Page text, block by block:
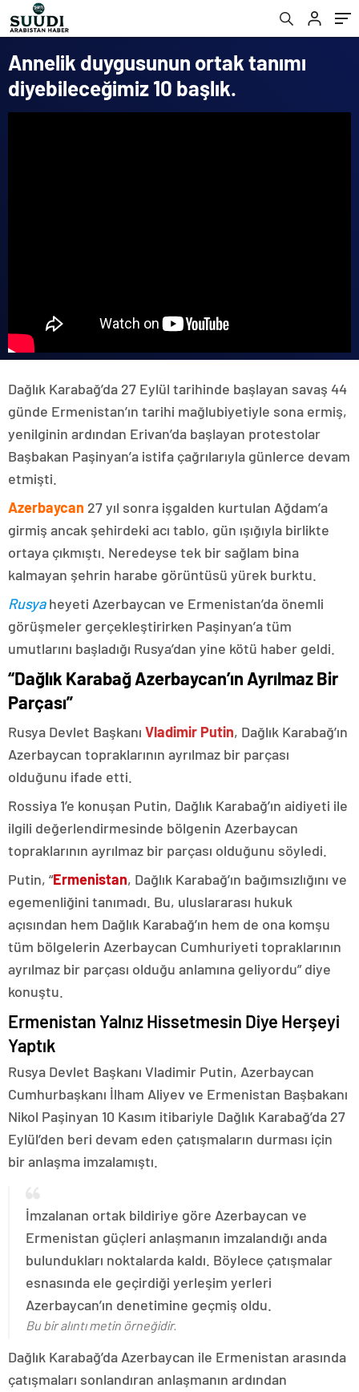
Annelik duygusunun ortak tanımı
diyebileceğimiz 10 başlık.
Dağlık Karabağ’da 27 Eylül tarihinde başlayan savaş 44
günde Ermenistan’ın tarihi mağlubiyetiyle sona ermiş,
yenilginin ardından Erivan’da başlayan protestolar
Başbakan Paşinyan’a istifa çağrılarıyla günlerce devam
etmişti.
Azerbaycan 27 yıl sonra işgalden kurtulan Ağdam’a
girmiş ancak şehirdeki acı tablo, gün ışığıyla birlikte
ortaya çıkmıştı. Neredeyse tek bir sağlam bina
kalmayan şehrin harabe görüntüsü yürek burktu.
Rusyaheyeti Azerbaycan ve Ermenistan’da önemli
görüşmeler gerçekleştirirken Paşinyan’a tüm
umutlarını başladığı Rusya’dan yine kötü haber geldi.
“Dağlık Karabağ Azerbaycan’ın Ayrılmaz Bir
Parçası”
Rusya Devlet Başkanı Vladimir Putin, Dağlık Karabağ’ın
Azerbaycan topraklarının ayrılmaz bir parçası
olduğunu ifade etti.
Rossiya 1’e konuşan Putin, Dağlık Karabağ’ın aidiyeti ile
ilgili değerlendirmesinde bölgenin Azerbaycan
topraklarının ayrılmaz bir parçası olduğunu söyledi.
Putin, “Ermenistan, Dağlık Karabağ’ın bağımsızlığını ve
egemenliğini tanımadı. Bu, uluslararası hukuk
açısından hem Dağlık Karabağ’ın hem de ona komşu
tüm bölgelerin Azerbaycan Cumhuriyeti topraklarının
ayrılmaz bir parçası olduğu anlamına geliyordu” diye
konuştu.
Ermenistan Yalnız Hissetmesin Diye Herşeyi
Yaptık
Rusya Devlet Başkanı Vladimir Putin, Azerbaycan
Cumhurbaşkanı İlham Aliyev ve Ermenistan Başbakanı
Nikol Paşinyan 10 Kasım itibariyle Dağlık Karabağ’da 27
Eylül’den beri devam eden çatışmaların durması için
bir anlaşma imzalamıştı.
İmzalanan ortak bildiriye göre Azerbaycan ve
Ermenistan güçleri anlaşmanın imzalandığı anda
bulundukları noktalarda kaldı. Böylece çatışmalar
esnasında ele geçirdiği yerleşim yerleri
Azerbaycan’ın denetimine geçmiş oldu.
Bu bir alıntı metin örneğidir.
Dağlık Karabağ’da Azerbaycan ile Ermenistan arasında
çatışmaları sonlandıran anlaşmanın ardından